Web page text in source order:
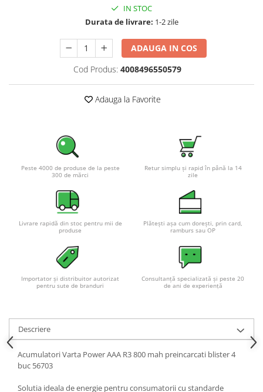
Cabluri de incarcare vehicule
Prize de incarcare vehicule
Acumulatori VRLA AGM/GEL /
Tractiune / LiFePo4
Baterii si acumulatori gel si VRLA
6-12 V
Baterii si acumulatori AGM VRLA
Acumulatori Moto, ATV
SLA AGM (Sealed Lead Acid)
Marine & Caravan
APC
Pachete acumulatori VRLA
Sisteme de management (BMS)
IN STOC
Durata de livrare: 1-2 zile
ADAUGA IN COS
Cod Produs: 4008496550579
Adauga la Favorite
Peste 4000 de produse de la peste
300 de mărci
Retur simplu și rapid în până la 14
zile
Livrare rapidă din stoc pentru mii de
produse
Plătești așa cum dorești, prin card,
ramburs sau OP
Importator și distribuitor autorizat
pentru sute de branduri
Consultanță specializată și peste 20
de ani de experiență
Descriere
Acumulatori Varta Power AAA R3 800 mah preincarcati blister 4
buc 56703
Solutia ideala de energie pentru consumatorii cu standarde